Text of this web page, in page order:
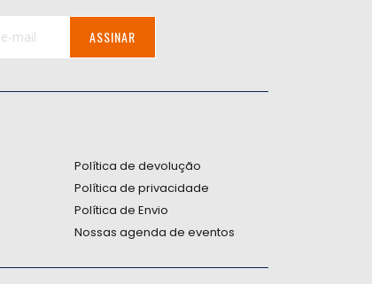
ASSINAR
Política de devolução
Política de privacidade
Política de Envio
Nossas agenda de eventos